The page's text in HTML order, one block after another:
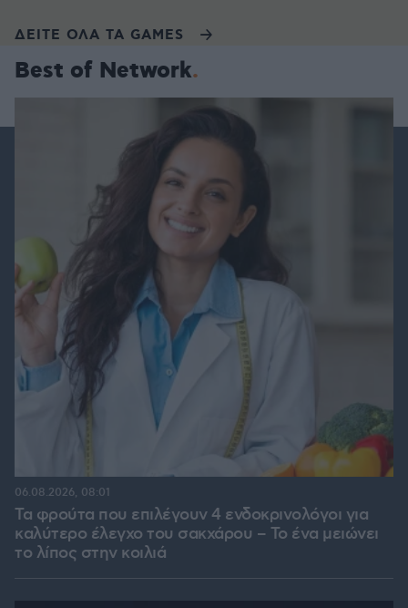
ΔΕΙΤΕ ΟΛΑ ΤΑ GAMES
Best of Network
Τα φρούτα που επιλέγουν 4 ενδοκρινολόγοι για
καλύτερο έλεγχο του σακχάρου – Το ένα μειώνει
το λίπος στην κοιλιά
06.08.2026, 08:01